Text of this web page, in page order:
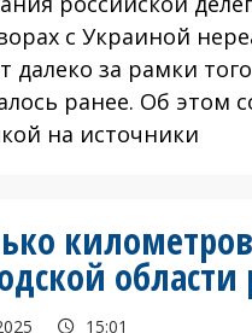
с Украиной
далеко за рамки
ранее. Об этом
на источники
области
15:01